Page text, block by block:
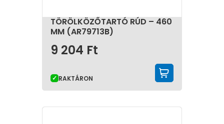
TÖRÖLKÖZŐTARTÓ RÚD – 460
MM (AR79713B)
9 204 Ft
RAKTÁRON